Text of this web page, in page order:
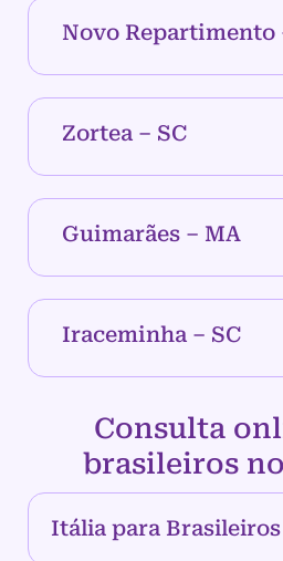
Novo Repartimento
Zortea – SC
Guimarães – MA
Iraceminha – SC
Consulta
brasileiros
Itália para Brasileiros